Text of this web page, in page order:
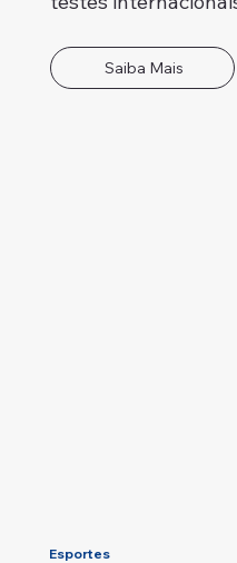
Saiba Mais
Esportes